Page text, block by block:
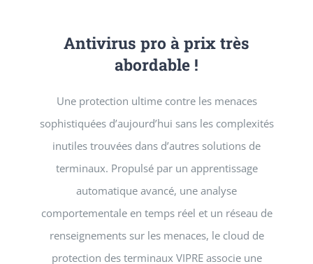
Antivirus pro à prix très
abordable !
Une protection ultime contre les menaces
sophistiquées d’aujourd’hui sans les complexités
inutiles trouvées dans d’autres solutions de
terminaux. Propulsé par un apprentissage
automatique avancé, une analyse
comportementale en temps réel et un réseau de
renseignements sur les menaces, le cloud de
protection des terminaux VIPRE associe une